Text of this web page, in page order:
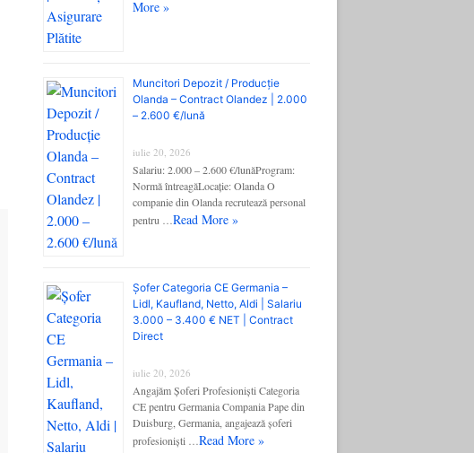
More »
Muncitori Depozit / Producție
Olanda – Contract Olandez | 2.000
– 2.600 €/lună
iulie 20, 2026
Salariu: 2.000 – 2.600 €/lunăProgram:
Normă întreagăLocație: Olanda O
companie din Olanda recrutează personal
pentru … Read More »
Șofer Categoria CE Germania –
Lidl, Kaufland, Netto, Aldi | Salariu
3.000 – 3.400 € NET | Contract
Direct
iulie 20, 2026
Angajăm Șoferi Profesioniști Categoria
CE pentru Germania Compania Pape din
Duisburg, Germania, angajează șoferi
profesioniști … Read More »